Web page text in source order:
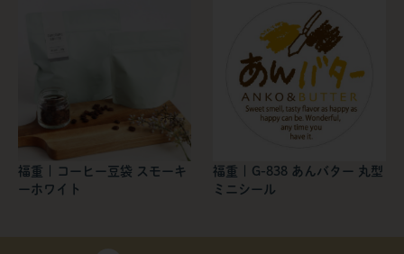
福重 | コーヒー豆袋 スモーキ
ーホワイト
福重 | G-838 あんバター 丸型
ミニシール